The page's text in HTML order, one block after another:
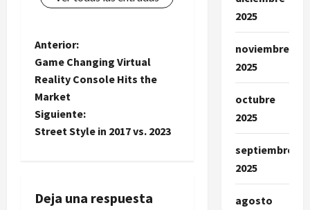
N
a
v
e
a
Anterior:
Game Changing Virtual
Reality Console Hits the
Market
Siguiente:
Street Style in 2017 vs. 2023
Deja una respuesta
2025
noviembre
2025
octubre
2025
septiembre
2025
agosto